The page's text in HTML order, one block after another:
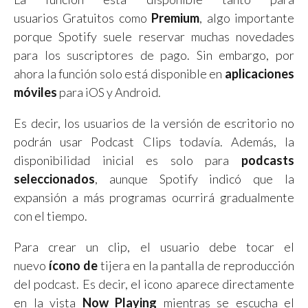
usuarios Gratuitos como Premium, algo importante
porque Spotify suele reservar muchas novedades
para los suscriptores de pago. Sin embargo, por
ahora la función solo está disponible en aplicaciones
móviles para iOS y Android.
Es decir, los usuarios de la versión de escritorio no
podrán usar Podcast Clips todavía. Además, la
disponibilidad inicial es solo para podcasts
seleccionados, aunque Spotify indicó que la
expansión a más programas ocurrirá gradualmente
con el tiempo.
Para crear un clip, el usuario debe tocar el
nuevo ícono detijera en la pantalla de reproducción
del podcast. Es decir, el icono aparece directamente
en la vista Now Playing mientras se escucha el